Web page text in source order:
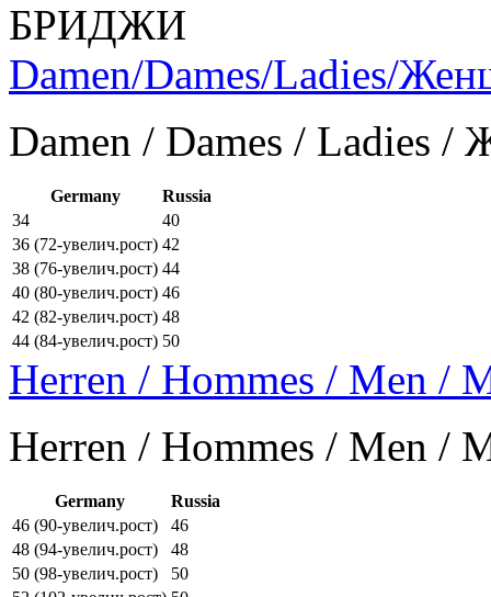
БРИДЖИ
Damen/Dames/Ladies/
Damen / Dames / Ladies
Germany
Russia
34
40
36 (72-увелич.рост) 42
38 (76-увелич.рост) 44
40 (80-увелич.рост) 46
42 (82-увелич.рост) 48
44 (84-увелич.рост) 50
Herren / Hommes / Men /
Herren / Hommes / Men /
Germany
Russia
46 (90-увелич.рост)
46
48 (94-увелич.рост)
48
50 (98-увелич.рост)
50